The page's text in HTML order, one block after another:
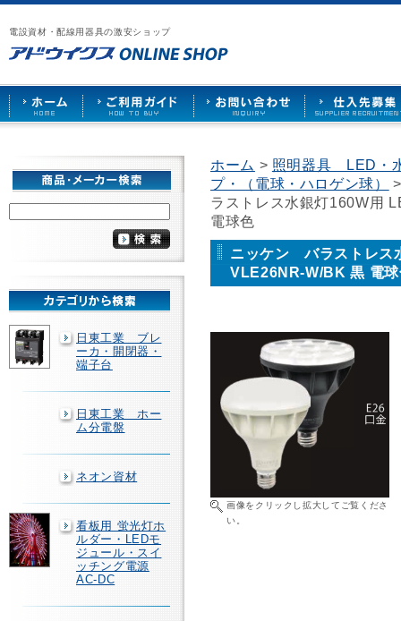
電設資材・配線用器具の激安ショップ
漏
電
ブ
レ
ー
カ
ー
や
照
ケ
ッ
ト
な
で
販
売
ア
ウ
イ
ス
HOME
ご
用
ガ
ド
お
い
合
せ
仕
先
募
日東工業 ブレ
ーカ・開閉器・
端子台
日東工業 ホー
ム分電盤
ネオン資材
看板用 蛍光灯ホ
ルダー・LEDモ
ジュール・スイ
ッチング電源
AC-DC
ホーム > 照明器具 LED・
プ・（電球・ハロゲン球）
ラストレス水銀灯160W用
電球色
ニッケン バラストレス
VLE26NR-W/BK 黒 電
画像をクリックし拡大してご覧くださ
い。